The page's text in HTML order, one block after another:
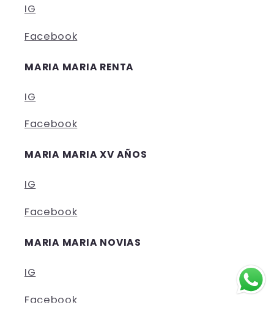
IG
Facebook
MARIA MARIA RENTA
IG
Facebook
MARIA MARIA XV AÑOS
IG
Facebook
MARIA MARIA NOVIAS
IG
Facebook